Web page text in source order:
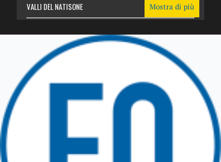
VALLI DEL NATISONE
TRICESIMO
TARCENTO
GEMONA DEL FRIULI
Mostra di più